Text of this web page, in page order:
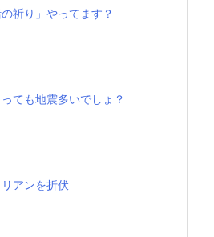
の祈り」やってます？
ても地震多いでしょ？
アンを折伏